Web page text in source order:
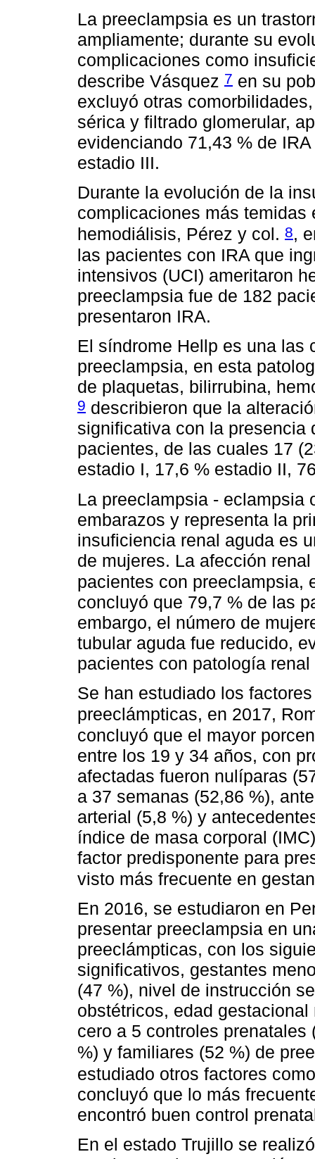
La preeclampsia es un
ampliamente; durante su
complicaciones como
describe Vásquez 7 en su
excluyó otras
sérica y filtrado glomerular,
evidenciando 71,43 % de
estadio III.
Durante la evolución de la
complicaciones más temidas
hemodiálisis, Pérez y col. 8,
las pacientes con IRA que
intensivos (UCI) ameritaron
preeclampsia fue de 182
presentaron IRA.
El síndrome Hellp es una las
preeclampsia, en esta
de plaquetas, bilirrubina,
9 describieron que la
significativa con la presencia
pacientes, de las cuales 17
estadio I, 17,6 % estadio II,
La preeclampsia - eclampsia
embarazos y representa la
insuficiencia renal aguda es
de mujeres. La afección
pacientes con preeclampsia,
concluyó que 79,7 % de las
embargo, el número de
tubular aguda fue reducido,
pacientes con patología
Se han estudiado los
preeclámpticas, en 2017,
concluyó que el mayor
entre los 19 y 34 años, con
afectadas fueron nulíparas
a 37 semanas (52,86 %),
arterial (5,8 %) y
índice de masa corporal
factor predisponente para
visto más frecuente en
En 2016, se estudiaron en
presentar preeclampsia en
preeclámpticas, con los
significativos, gestantes
(47 %), nivel de instrucción
obstétricos, edad
cero a 5 controles
%) y familiares (52 %) de
estudiado otros factores
concluyó que lo más
encontró buen control
En el estado Trujillo se